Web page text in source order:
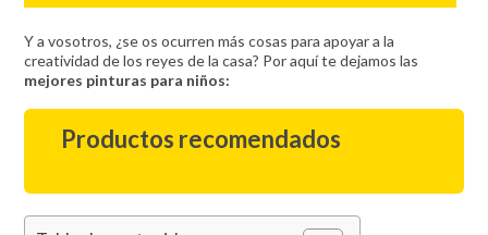
Y a vosotros, ¿se os ocurren más cosas para apoyar a la
creatividad de los reyes de la casa? Por aquí te dejamos las
mejores pinturas para niños:
Productos recomendados